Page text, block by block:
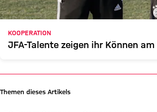
KOOPERATION
JFA-Talente zeigen ihr Können
Themen dieses Artikels